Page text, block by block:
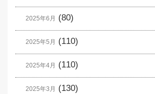
2025年6月 (80)
2025年5月 (110)
2025年4月 (110)
2025年3月 (130)